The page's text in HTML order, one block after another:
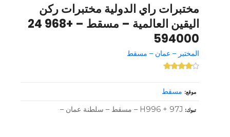
مختبرات راي الدولية مختبرات ركن
اليقين العالمية – مسقط – +968 24
594000
المختبر – عمان – مسقط
موقع مسقط
تبوك H996 + 97J – مسقط – سلطنة عمان –